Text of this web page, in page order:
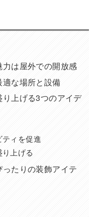
は屋外での開放感
適な場所と設備
上げる3つのアイデ
ィを促進
上げる
たりの装飾アイテ